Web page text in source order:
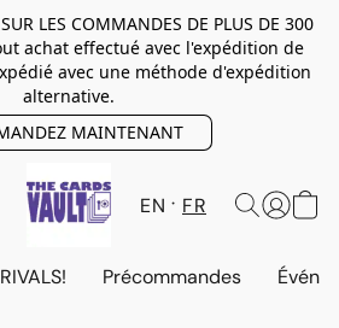
LES COMMANDES DE PLUS DE 300
achat effectué avec l'expédition de
avec une méthode d'expédition
alternative.
MAINTENANT
EN FR
Précommandes